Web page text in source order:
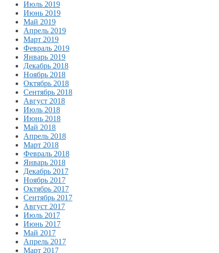
Июль 2019
Июнь 2019
Май 2019
Апрель 2019
Март 2019
Февраль 2019
Январь 2019
Декабрь 2018
Ноябрь 2018
Октябрь 2018
Сентябрь 2018
Август 2018
Июль 2018
Июнь 2018
Май 2018
Апрель 2018
Март 2018
Февраль 2018
Январь 2018
Декабрь 2017
Ноябрь 2017
Октябрь 2017
Сентябрь 2017
Август 2017
Июль 2017
Июнь 2017
Май 2017
Апрель 2017
Март 2017